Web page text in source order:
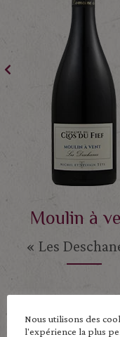
Moulin à
« Les
Nous utilisons des
l'expérience la plus